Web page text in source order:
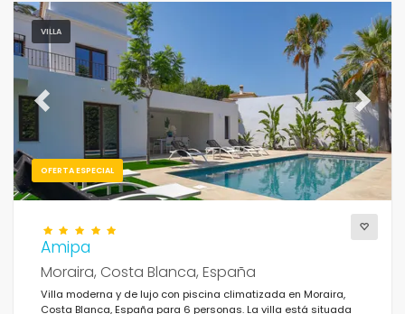
VILLA
OFERTA ESPECIAL
Previous Next
Amipa
Moraira, Costa Blanca, España
Villa moderna y de lujo con piscina climatizada en Moraira,
Costa Blanca, España para 6 personas. La villa está situada